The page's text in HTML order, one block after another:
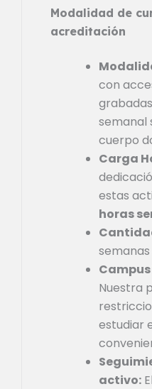
Modalidad de
acreditación
con
semanal
cuerpo
Carga
estas
horas
Nuestra
estudiar
activo: